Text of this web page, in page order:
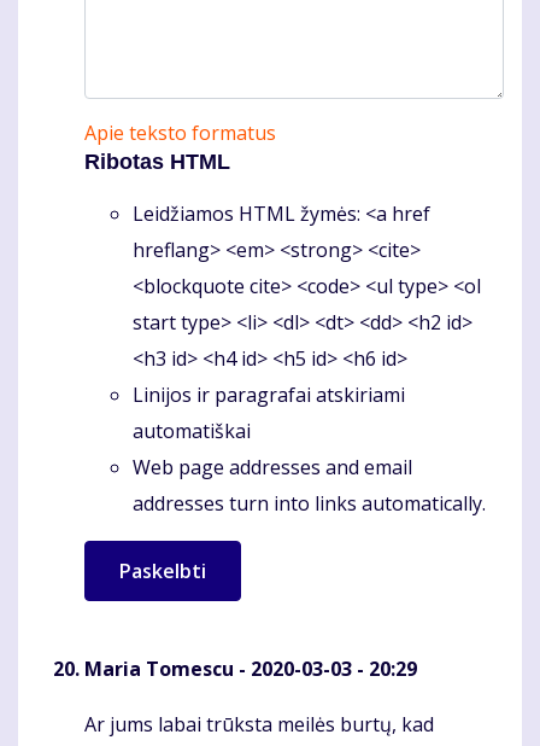
Apie teksto formatus
Ribotas HTML
Leidžiamos HTML žymės: <a href
hreflang> <em> <strong> <cite>
<blockquote cite> <code> <ul type> <ol
start type> <li> <dl> <dt> <dd> <h2 id>
<h3 id> <h4 id> <h5 id> <h6 id>
Linijos ir paragrafai atskiriami
automatiškai
Web page addresses and email
addresses turn into links automatically.
Maria Tomescu - 2020-03-03 - 20:29
Komentaras
Ar jums labai trūksta meilės burtų, kad